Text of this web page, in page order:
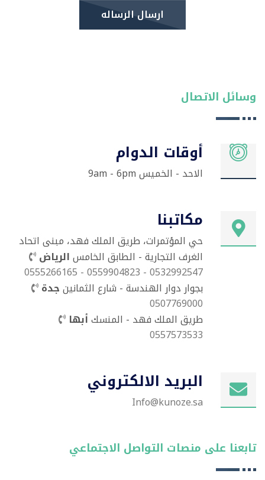
ارسال الرساله
وسائل الاتصال
أوقات الدوام
الاحد - الخميس 9am - 6pm
مكاتبنا
حي المؤتمرات، طريق الملك فهد، مبنى اتحاد
الغرف التجارية - الطابق الخامسالرياض
0532992547 - 0559904823 - 0555266165
بجوار دوار الهندسة - شارع الثمانينجدة
0507769000
طريق الملك فهد - المنسكأبها
0557573533
البريد الالكتروني
Info@kunoze.sa
تابعنا على منصات التواصل الاجتماعي